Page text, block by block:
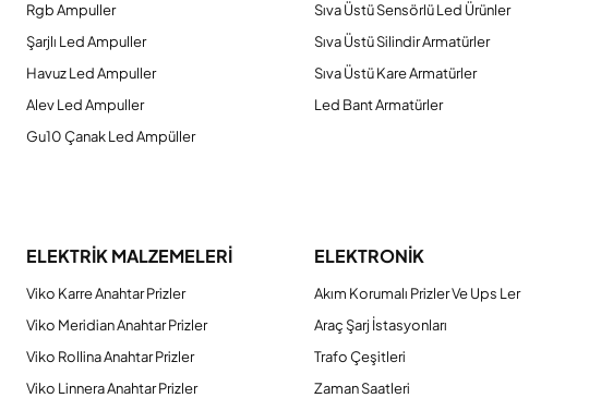
Rgb Ampuller
Şarjlı Led Ampuller
Havuz Led Ampuller
Alev Led Ampuller
Gu10 Çanak Led Ampüller
Sıva Üstü Sensörlü Led Ürünler
Sıva Üstü Silindir Armatürler
Sıva Üstü Kare Armatürler
Led Bant Armatürler
ELEKTRİK MALZEMELERİ
Viko Karre Anahtar Prizler
Viko Meridian Anahtar Prizler
Viko Rollina Anahtar Prizler
Viko Linnera Anahtar Prizler
ELEKTRONİK
Akım Korumalı Prizler Ve Ups Ler
Araç Şarj İstasyonları
Trafo Çeşitleri
Zaman Saatleri